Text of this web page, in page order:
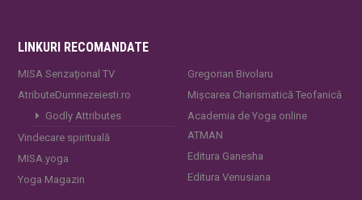
LINKURI RECOMANDATE
MISA Senzaţional TV
AtributeDumnezeiesti.ro
Godly Attributes
Vindecare spirituală
MISA.yoga
Yoga Magazin
Gregorian Bivolaru
Mișcarea Charismatică Teofanică
Academia de Yoga online
ATMAN
Editura Ganesha
Editura Venusiana